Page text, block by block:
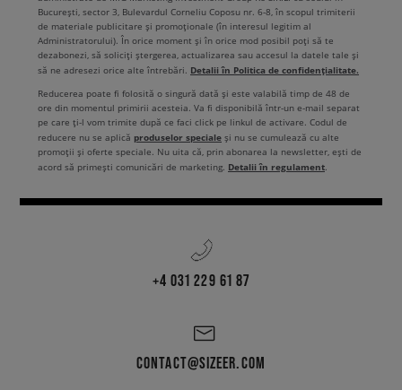
Max 95 disponibila online si in showroomurile Sizeer. Aici te asteapta
sneakers, datorita carora vei crea sute de tinute cool. Nu doar in stil
sport.
București, sector 3, Bulevardul Corneliu Coposu nr. 6-8, în scopul trimiterii
de materiale publicitare și promoționale (în interesul legitim al
Administratorului). În orice moment și în orice mod posibil poți să te
dezabonezi, să soliciți ștergerea, actualizarea sau accesul la datele tale și
să ne adresezi orice alte întrebări. Detalii în Politica de confidențialitate.
Reducerea poate fi folosită o singură dată și este valabilă timp de 48 de
ore din momentul primirii acesteia. Va fi disponibilă într-un e-mail separat
pe care ți-l vom trimite după ce faci click pe linkul de activare. Codul de
reducere nu se aplică produselor speciale și nu se cumulează cu alte
promoții și oferte speciale. Nu uita că, prin abonarea la newsletter, ești de
acord să primești comunicări de marketing. Detalii în regulament.
+4 031 229 61 87
CONTACT@SIZEER.COM